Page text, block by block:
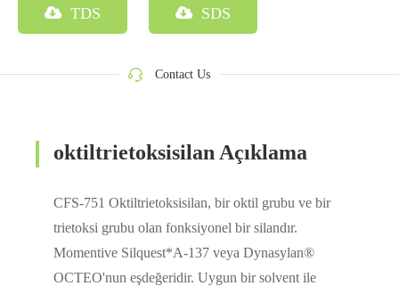
TDS SDS
Contact Us
oktiltrietoksisilan Açıklama
CFS-751 Oktiltrietoksisilan, bir oktil grubu ve bir
trietoksi grubu olan fonksiyonel bir silandır.
Momentive Silquest*A-137 veya Dynasylan®
OCTEO'nun eşdeğeridir. Uygun bir solvent ile